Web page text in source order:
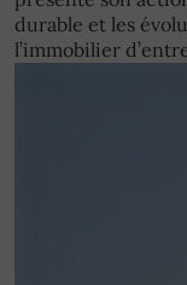
durable et les
l’immobilier